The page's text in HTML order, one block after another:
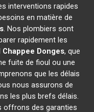
interventions rapides
en matière de
. Nos plombiers sont
rapidement les
Donges, que
fuite de fioul ou une
que les délais
nous assurons de
les plus brefs délais.
des garanties